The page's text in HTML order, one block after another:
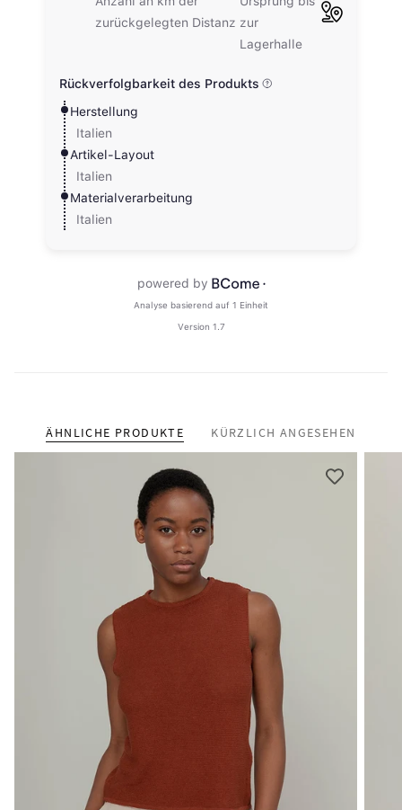
ÄHNLICHE PRODUKTE KÜRZLICH ANGESEHEN
deine erste Bestellung
Kein„Kauf, kauf!“
Nur schöne Überraschungen und Neues
aus unserer Kreislaufmode.
Was ist deine bevorzugte Sprache?
Italienisch
Französisch
ZUM NEWSLETTER ANMELDEN